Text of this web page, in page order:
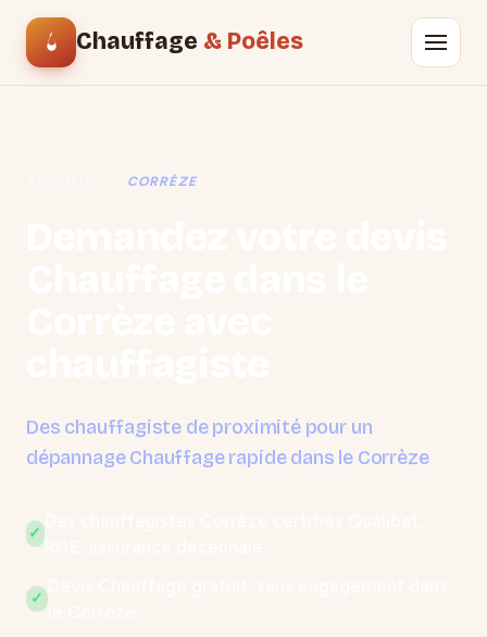
Chauffage & Poêles
CORRÈZE
Des chauffagiste de proximité pour un
dépannage Chauffage rapide dans le Corrèze
✓
RGE, assurance décennale.
✓